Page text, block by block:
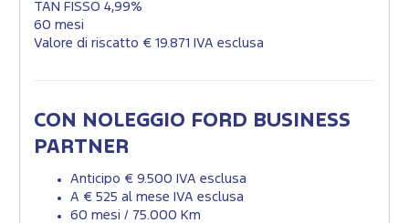
TAN FISSO 4,99%
60 mesi
Valore di riscatto € 19.871 IVA esclusa
CON NOLEGGIO FORD BUSINESS
PARTNER
Anticipo € 9.500 IVA esclusa
A € 525 al mese IVA esclusa
60 mesi / 75.000 Km